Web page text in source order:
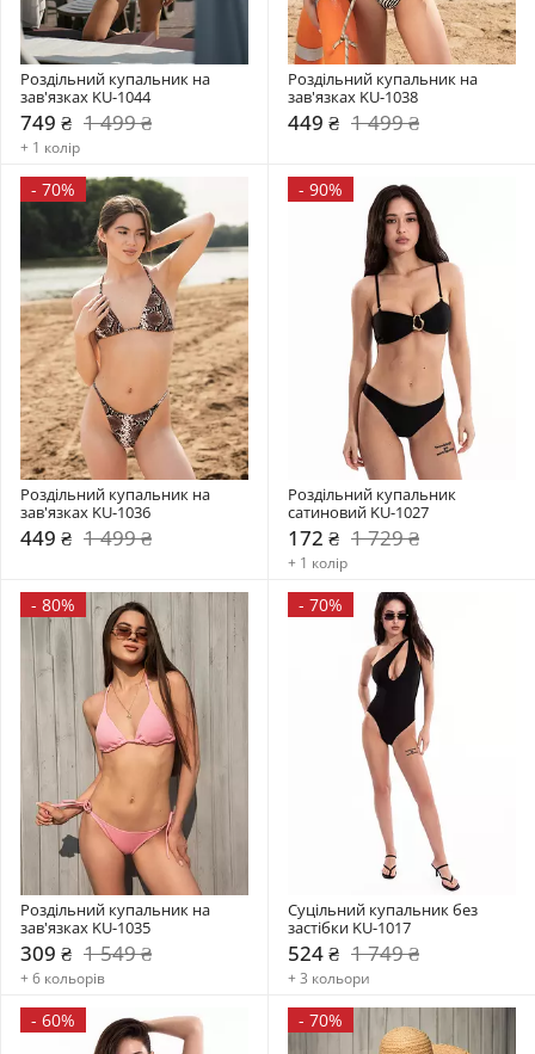
Роздільний купальник на
зав'язках KU-1044
749 ₴ 1 499 ₴
+ 1 колір
Роздільний купальник на
зав'язках KU-1038
449 ₴ 1 499 ₴
- 70%
Роздільний купальник на
зав'язках KU-1036
449 ₴ 1 499 ₴
- 90%
Роздільний купальник
сатиновий KU-1027
172 ₴ 1 729 ₴
+ 1 колір
- 80%
Роздільний купальник на
зав'язках KU-1035
309 ₴ 1 549 ₴
+ 6 кольорів
- 70%
Суцільний купальник без
застібки KU-1017
524 ₴ 1 749 ₴
+ 3 кольори
- 60% - 70%